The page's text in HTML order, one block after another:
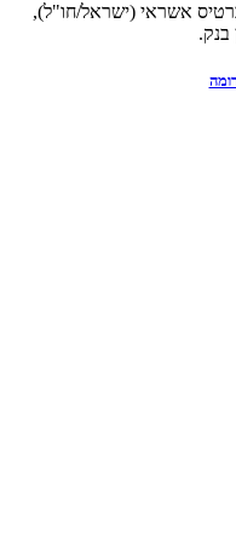
אשראי (ישראל/חו"ל),
בנק.